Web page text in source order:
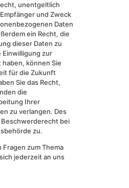
unentgeltlich
und Zweck
Daten
ein Recht, die
dieser Daten zu
Einwilligung zur
können Sie
für die Zukunft
Sie das Recht,
die
Ihrer
zu verlangen. Des
bei
zu.
zum Thema
jederzeit an uns